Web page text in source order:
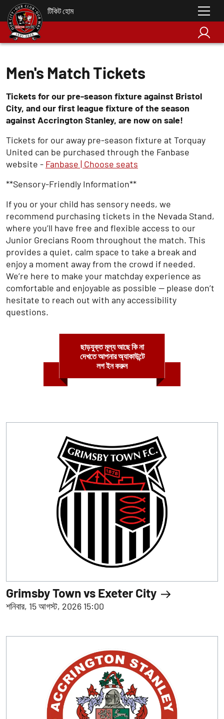
টিকিট হোম
Men's Match Tickets
Tickets for our pre-season fixture against Bristol
City, and our first league fixture of the season
against Accrington Stanley, are now on sale!
Tickets for our away pre-season fixture at Torquay
United can be purchased through the Fanbase
website - Fanbase | Choose seats
** Sensory-Friendly Information**
If you or your child has sensory needs, we
recommend purchasing tickets in the Nevada Stand,
where you’ll have free and flexible access to our
Junior Grecians Room throughout the match. This
provides a quiet, calm space to take a break and
enjoy a moment away from the crowd if needed.
We’re here to make your matchday experience as
comfortable and enjoyable as possible — please don’t
hesitate to reach out with any accessibility
questions.
ছাড়যুক্ত মূল্য আছে কি না
দেখতে আপনার অ্যাকাউন্টে
লগ ইন করুন
Grimsby Town vs Exeter City
শনিবার, 15 আগস্ট, 2026 15:00